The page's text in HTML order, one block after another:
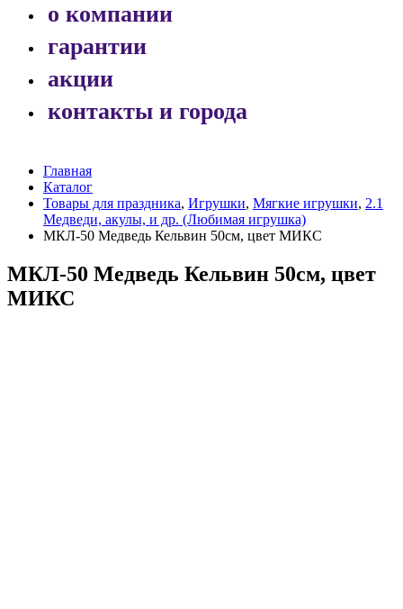
о компании
гарантии
акции
контакты и города
Главная
Каталог
Товары для праздника, Игрушки, Мягкие игрушки, 2.1
Медведи, акулы, и др. (Любимая игрушка)
МКЛ-50 Медведь Кельвин 50см, цвет МИКС
МКЛ-50 Медведь Кельвин 50см, цвет
МИКС